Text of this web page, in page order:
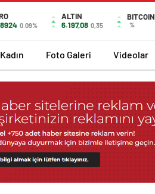
0.09%
ALTIN
6.197,08 0,35
BITCOIN
%
Kadın Foto Galeri Videolar